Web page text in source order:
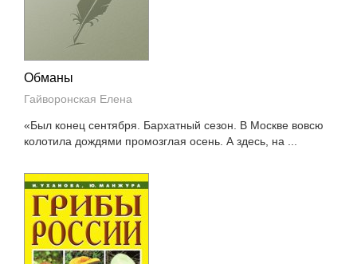
Обманы
Гайворонская Елена
«Был конец сентября. Бархатный сезон. В Москве вовсю
колотила дождями промозглая осень. А здесь, на ...